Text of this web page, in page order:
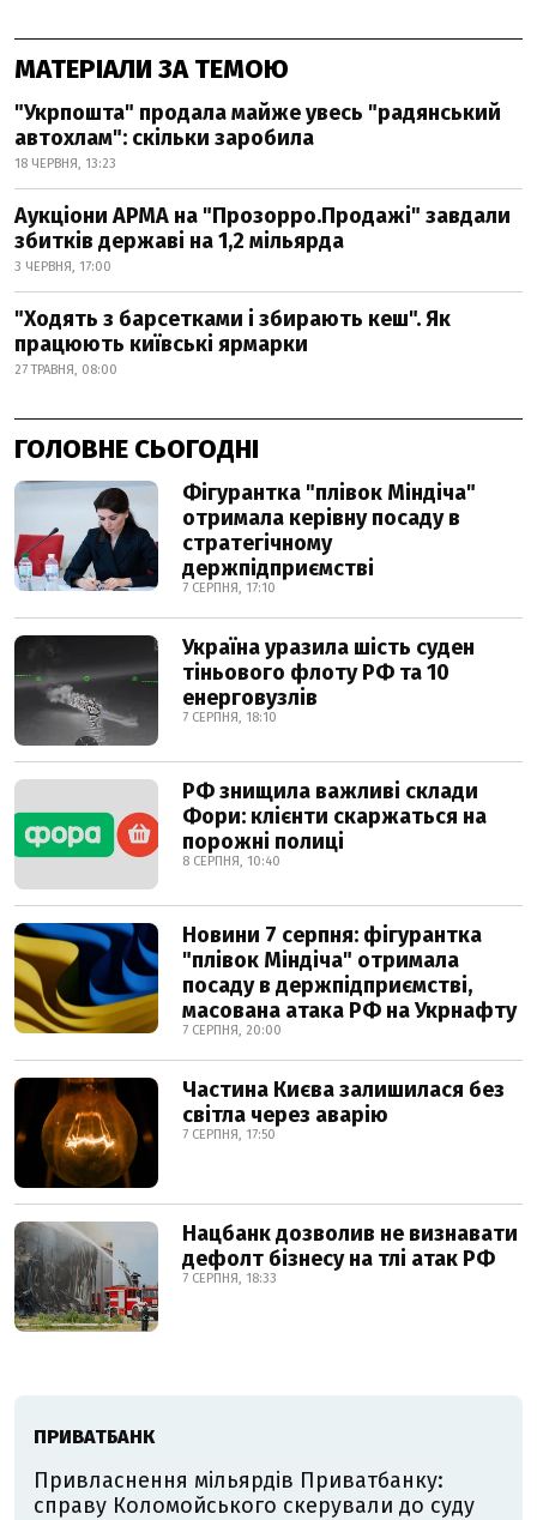
МАТЕРІАЛИ ЗА ТЕМОЮ
"Укрпошта" продала майже увесь "радянський
автохлам": скільки заробила
18 ЧЕРВНЯ, 13:23
Аукціони АРМА на "Прозорро.Продажі" завдали
збитків державі на 1,2 мільярда
3 ЧЕРВНЯ, 17:00
"Ходять з барсетками і збирають кеш". Як
працюють київські ярмарки
27 ТРАВНЯ, 08:00
ГОЛОВНЕ СЬОГОДНІ
Фігурантка "плівок Міндіча"
отримала керівну посаду в
стратегічному
держпідприємстві
7 СЕРПНЯ, 17:10
Україна уразила шість суден
тіньового флоту РФ та 10
енерговузлів
7 СЕРПНЯ, 18:10
РФ знищила важливі склади
Фори: клієнти скаржаться на
порожні полиці
8 СЕРПНЯ, 10:40
Новини 7 серпня: фігурантка
"плівок Міндіча" отримала
посаду в держпідприємстві,
масована атака РФ на Укрнафту
7 СЕРПНЯ, 20:00
Частина Києва залишилася без
світла через аварію
7 СЕРПНЯ, 17:50
Нацбанк дозволив не визнавати
дефолт бізнесу на тлі атак РФ
7 СЕРПНЯ, 18:33
ПРИВАТБАНК
Привласнення мільярдів Приватбанку:
справу Коломойського скерували до суду